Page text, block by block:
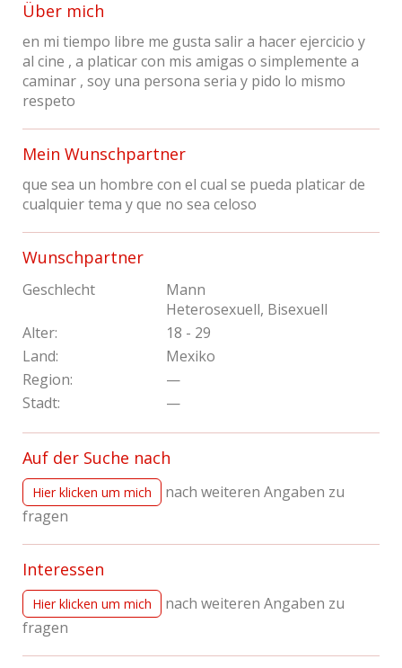
Über mich
en mi tiempo libre me gusta salir a hacer ejercicio y
al cine , a platicar con mis amigas o simplemente a
caminar , soy una persona seria y pido lo mismo
respeto
Mein Wunschpartner
que sea un hombre con el cual se pueda platicar de
cualquier tema y que no sea celoso
Wunschpartner
Geschlecht
Mann
Heterosexuell, Bisexuell
Alter:
18 - 29
Land:
Mexiko
Region:
—
Stadt:
—
Auf der Suche nach
Hier klicken um mich
nach weiteren Angaben zu
fragen
Interessen
Hier klicken um mich
nach weiteren Angaben zu
fragen